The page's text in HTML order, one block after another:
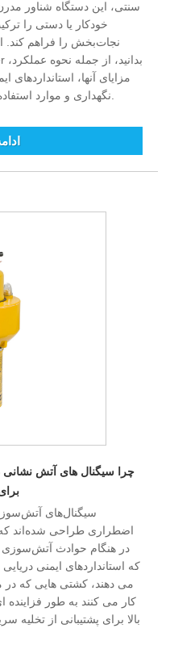
سنتی، این دستگاه شناور
خودکار یا دستی را
نجات‌بخش را فراهم کند.
مزایای آنها، استانداردهای
نگهداری و موارد استفاده در دنیای واقعی را بررسی می کند.
چرا سیگنال های آتش نشانی
سیگنال‌های
اضطراری طراحی شده‌اند
در هنگام حوادث
که استانداردهای ایمنی
می دهند، کشتی هایی که
کار می کنند به طور فزاینده
بالا برای پشتیبانی از تخلیه